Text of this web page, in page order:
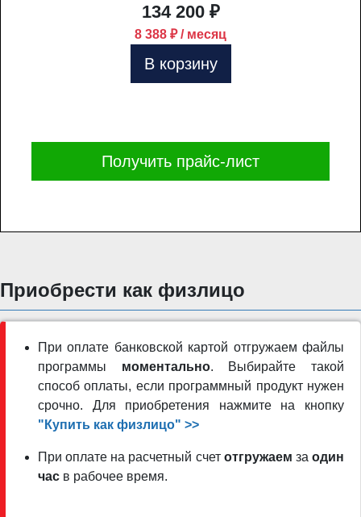
134 200 ₽
8 388 ₽ / месяц
В корзину
Получить прайс-лист
Приобрести как физлицо
При оплате банковской картой отгружаем файлы
программы моментально. Выбирайте такой
способ оплаты, если программный продукт нужен
срочно. Для приобретения нажмите на кнопку
"Купить как физлицо" >>
При оплате на расчетный счет отгружаем заодин
час в рабочее время.